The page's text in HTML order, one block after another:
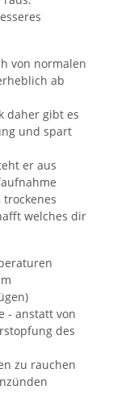
von normalen
ab
daher gibt es
und spart
er aus
welches dir
- anstatt von
des
zu rauchen